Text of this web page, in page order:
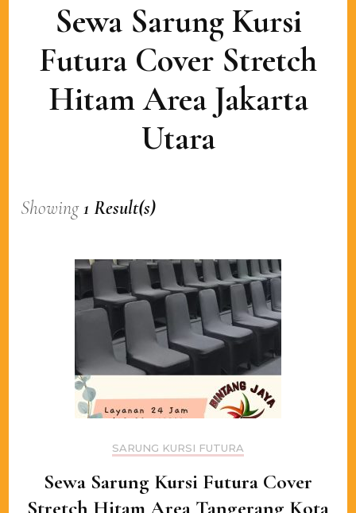
Sewa Sarung Kursi
Futura Cover Stretch
Hitam Area Jakarta
Utara
Showing1 Result(s)
SARUNG KURSI FUTURA
Sewa Sarung Kursi Futura Cover
Stretch Hitam Area Tangerang Kota